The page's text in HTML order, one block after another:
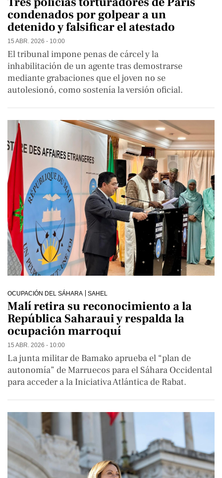
condenados por golpear a un
detenido y falsificar el atestado
15 ABR. 2026 - 10:00
El tribunal impone penas de cárcel y la
inhabilitación de un agente tras demostrarse
mediante grabaciones que el joven no se
autolesionó, como sostenía la versión oficial.
OCUPACIÓN DEL SÁHARA SAHEL
Malí retira su reconocimiento a la
República Saharaui y respalda la
ocupación marroquí
15 ABR. 2026 - 10:00
La junta militar de Bamako aprueba el “plan de
autonomía” de Marruecos para el Sáhara Occidental
para acceder a la Iniciativa Atlántica de Rabat.